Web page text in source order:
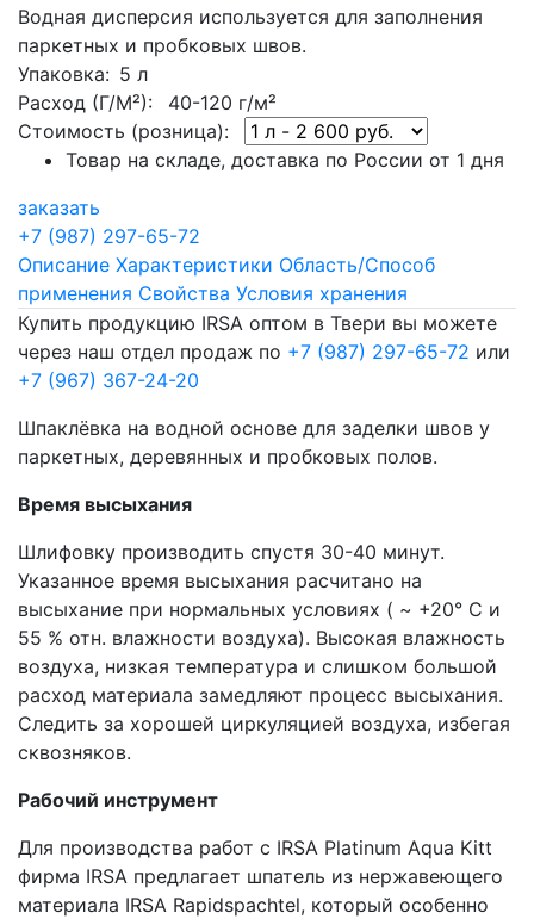
Водная дисперсия используется для заполнения
паркетных и пробковых швов.
Упаковка: 5 л
Расход (Г/М²): 40-120 г/м²
Стоимость (розница):
Товар на складе, доставка по России от 1 дня
заказать
+7 (987) 297-65-72
Описание Характеристики Область/Способ
применения Свойства Условия хранения
Купить продукцию IRSA оптом в Твери вы можете
через наш отдел продаж по +7 (987) 297-65-72 или
+7 (967) 367-24-20
Шпаклёвка на водной основе для заделки швов у
паркетных, деревянных и пробковых полов.
Время высыхания
Шлифовку производить спустя 30-40 минут.
Указанное время высыхания расчитано на
высыхание при нормальных условиях ( ~ +20° С и
55 % отн. влажности воздуха). Высокая влажность
воздуха, низкая температура и слишком большой
расход материала замедляют процесс высыхания.
Следить за хорошей циркуляцией воздуха, избегая
сквозняков.
Рабочий инструмент
Для производства работ с IRSA Platinum Aqua Kitt
фирма IRSA предлагает шпатель из нержавеющего
материала IRSA Rapidspachtel, который особенно